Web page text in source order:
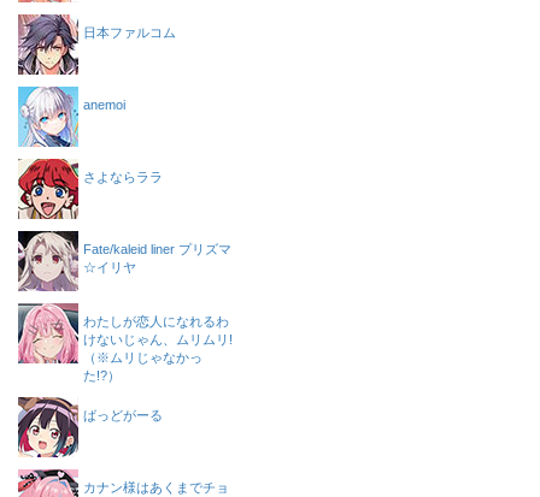
日本ファルコム
anemoi
さよならララ
Fate/kaleid liner プリズマ
☆イリヤ
わたしが恋人になれるわ
けないじゃん、ムリムリ!
（※ムリじゃなかっ
た!?）
ばっどがーる
カナン様はあくまでチョ